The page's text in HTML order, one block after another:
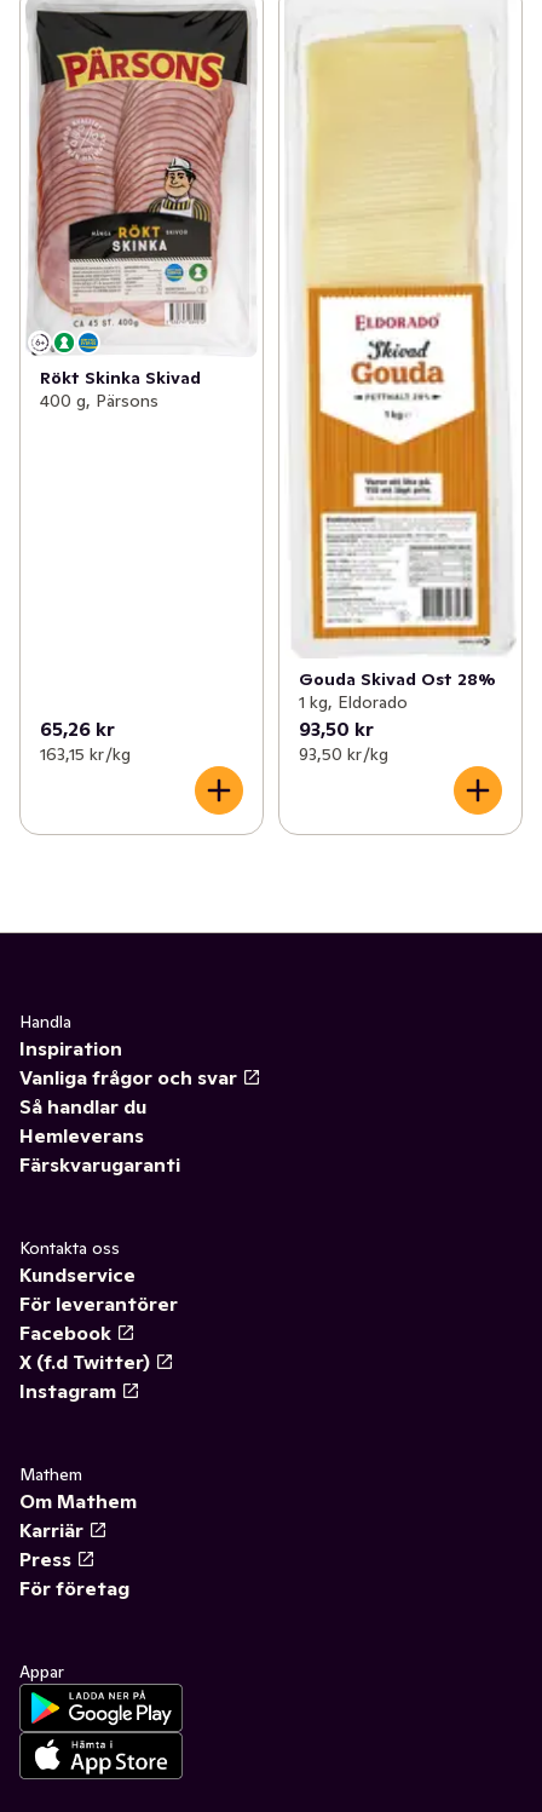
Rökt Skinka Skivad
400 g, Pärsons
65,26 kr
163,15 kr /kg
Gouda Skivad Ost 28%
1 kg, Eldorado
93,50 kr
93,50 kr /kg
Handla
Inspiration
Vanliga frågor och svar
Så handlar du
Hemleverans
Färskvarugaranti
Kontakta oss
Kundservice
För leverantörer
Facebook
X (f.d Twitter)
Instagram
Mathem
Om Mathem
Karriär
Press
För företag
Appar